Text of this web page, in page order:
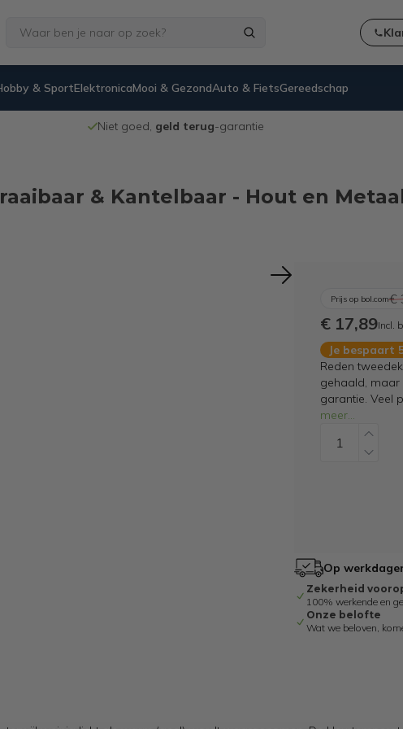
& SportElektronicaMooi & GezondAuto & FietsGereedschap
Niet goed, geld terug-garantie
& Kantelbaar - Hout en
Prijs op bol.com€
€ 17,89Incl.
Je bespaart
Reden
gehaald, maar
garantie. Veel
meer...
Op
Zekerheid
100% werkende en
Onze belofte
Wat we beloven,